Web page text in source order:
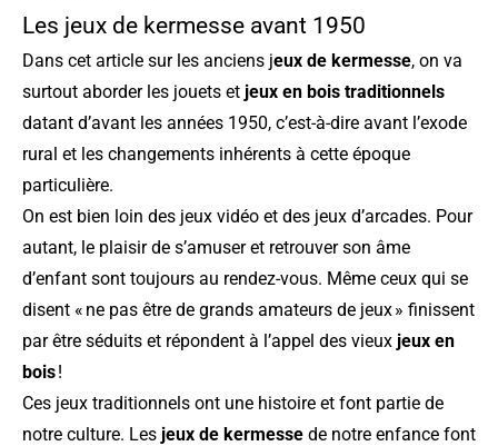
Les jeux de kermesse avant 1950
Dans cet article sur les anciens jeux de kermesse, on va
surtout aborder les jouets et jeux en bois traditionnels
datant d’avant les années 1950, c’est-à-dire avant l’exode
rural et les changements inhérents à cette époque
particulière.
On est bien loin des jeux vidéo et des jeux d’arcades. Pour
autant, le plaisir de s’amuser et retrouver son âme
d’enfant sont toujours au rendez-vous. Même ceux qui se
disent « ne pas être de grands amateurs de jeux » finissent
par être séduits et répondent à l’appel des vieux jeux en
bois!
Ces jeux traditionnels ont une histoire et font partie de
notre culture. Les jeux de kermesse de notre enfance font